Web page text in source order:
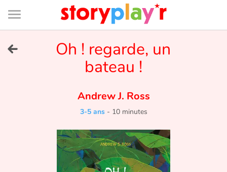
Connexion
Bibliothèque
de
page
Tester gratuitement
Bibliothèque
Oh ! regarde, un
bateau !
Andrew J. Ross
3-5 ans- 10 minutes